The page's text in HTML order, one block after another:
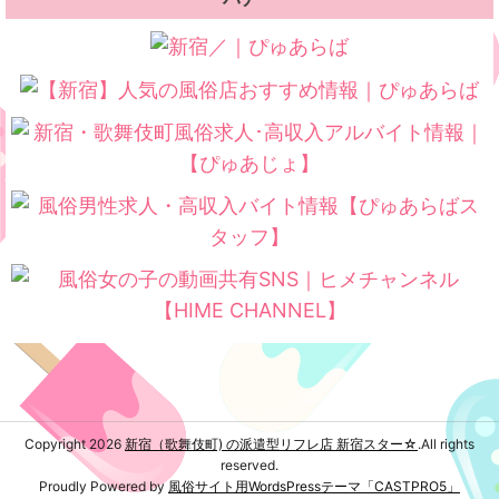
Copyright 2026 新宿（歌舞伎町) の派遣型リフレ店 新宿スター☆ .All rights
reserved.
Proudly Powered by風俗サイト用WordsPressテーマ「CASTPRO5」